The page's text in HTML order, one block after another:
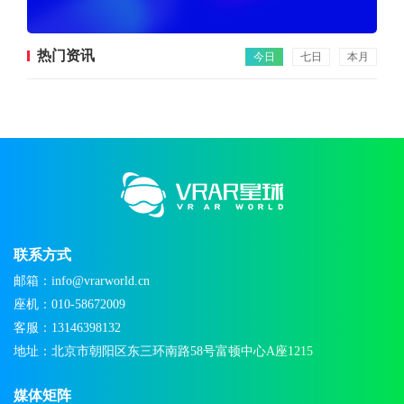
热门资讯 今日 七日 本月
联系方式
邮箱：info@vrarworld.cn
座机：010-58672009
客服：13146398132
地址：北京市朝阳区东三环南路58号富顿中心A座1215
媒体矩阵